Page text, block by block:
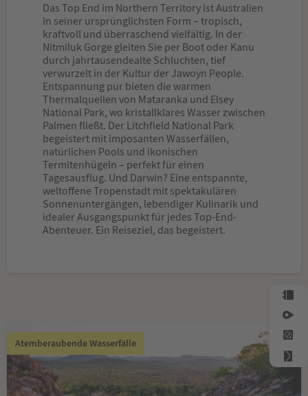
Das Top End im Northern Territory ist Australien
in seiner ursprünglichsten Form – tropisch,
kraftvoll und überraschend vielfältig. In der
Nitmiluk Gorge gleiten Sie per Boot oder Kanu
durch jahrtausendealte Schluchten, tief
verwurzelt in der Kultur der Jawoyn People.
Entspannung pur bieten die warmen
Thermalquellen von Mataranka und Elsey
National Park, wo kristallklares Wasser zwischen
Palmen fließt. Der Litchfield National Park
begeistert mit imposanten Wasserfällen,
natürlichen Pools und ikonischen
Termitenhügeln – perfekt für einen
Tagesausflug. Und Darwin? Eine entspannte,
weltoffene Tropenstadt mit spektakulären
Sonnenuntergängen, lebendiger Kulinarik und
idealer Ausgangspunkt für jedes Top-End-
Abenteuer. Ein Reiseziel, das begeistert.
Atemberaubende Wasserfälle